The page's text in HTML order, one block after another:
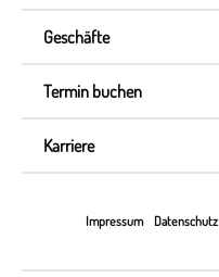
Geschäfte
Termin buchen
Karriere
Impressum Datenschutz